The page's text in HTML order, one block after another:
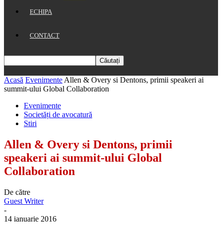
ECHIPA
CONTACT
Acasă Evenimente Allen & Overy si Dentons, primii speakeri ai
summit-ului Global Collaboration
Evenimente
Societăți de avocatură
Stiri
Allen & Overy si Dentons, primii
speakeri ai summit-ului Global
Collaboration
De către
Guest Writer
-
14 ianuarie 2016